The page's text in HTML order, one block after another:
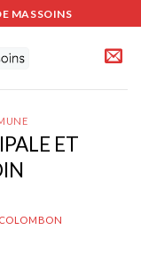
MASSOINS
ET